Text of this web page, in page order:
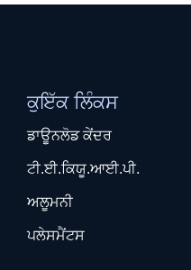
ਕੁਇੱਕ ਲਿੰਕਸ
ਡਾਊਨਲੋਡ ਕੇਂਦਰ
ਟੀ.ਈ.ਕਿਯੂ.ਆਈ.ਪੀ.
ਅਲੂਮਨੀ
ਪਲੇਸਮੈਂਟਸ